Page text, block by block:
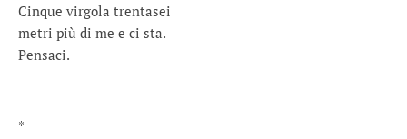
Cinque virgola trentasei
metri più di me e ci sta.
Pensaci.
*